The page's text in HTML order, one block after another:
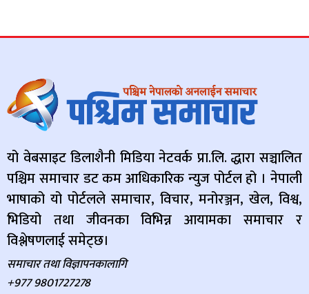
यो वेबसाइट डिलाशैनी मिडिया नेटवर्क प्रा.लि. द्धारा सञ्चालित
पश्चिम समाचार डट कम आधिकारिक न्युज पोर्टल हो । नेपाली
भाषाको यो पोर्टलले समाचार, विचार, मनोरञ्जन, खेल, विश्व,
भिडियो तथा जीवनका विभिन्न आयामका समाचार र
विश्लेषणलाई समेट्छ।
समाचार तथा विज्ञापनकालागि
+977 9801727278